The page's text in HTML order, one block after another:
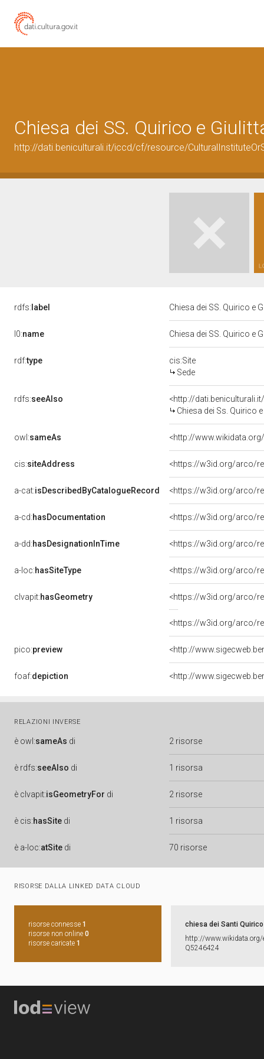
Chiesa dei SS. Quirico e
http://dati.beniculturali.it/iccd/cf/resource/
rdfs: label Chiesa dei SS. Quirico e
l0:name Chiesa dei SS. Quirico e
rdf:type
cis:Site
Sede
rdfs:seeAlso
Chiesa dei Ss. Quirico
owl:sameAs <http://
cis:siteAddress <https://w3id.org/arco/
a-cat:isDescribedByCatalogueRecord <https://w3id.org/arco/
a-cd:hasDocumentation
a-dd:hasDesignationInTime <https://w3id.org/arco/
a-loc:hasSiteType <https://w3id.org/arco/
clvapit:hasGeometry <https://w3id.org/arco/
<https://w3id.org/arco/
pico:preview
foaf:depiction
RELAZIONI INVERSE
è owl:sameAs di 2 risorse
è rdfs:seeAlso di 1 risorsa
è clvapit:isGeometryFor di 2 risorse
è cis:hasSite di 1 risorsa
è a-loc:atSite di 70 risorse
RISORSE DALLA LINKED DATA CLOUD
risorse connesse 1
risorse non online 0
risorse caricate 1
chiesa dei Santi
http:​/​/​
Q5246424